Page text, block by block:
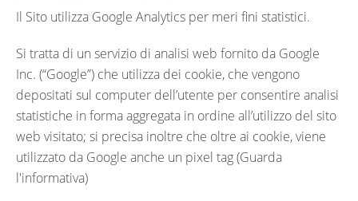
Il Sito utilizza Google Analytics per meri fini statistici.
Si tratta di un servizio di analisi web fornito da Google
Inc. (“Google”) che utilizza dei cookie, che vengono
depositati sul computer dell’utente per consentire analisi
statistiche in forma aggregata in ordine all’utilizzo del sito
web visitato; si precisa inoltre che oltre ai cookie, viene
utilizzato da Google anche un pixel tag (Guarda
l'informativa)